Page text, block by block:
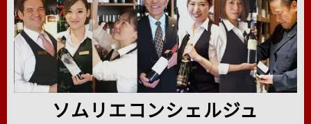
ソムリエコンシェルジュ